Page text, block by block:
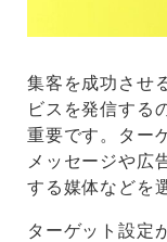
集客を成功させ
ビスを発信する
重要です。ター
メッセージや広
する媒体などを
ターゲット設定